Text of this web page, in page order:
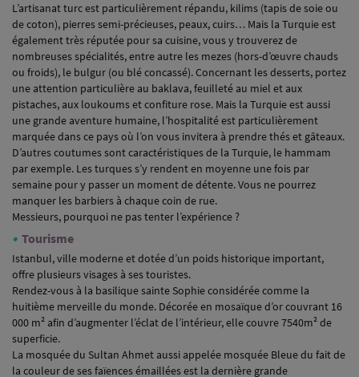
L’artisanat turc est particulièrement répandu, kilims (tapis de soie ou
de coton), pierres semi-précieuses, peaux, cuirs… Mais la Turquie est
également très réputée pour sa cuisine, vous y trouverez de
nombreuses spécialités, entre autre les mezes (hors-d’œuvre chauds
ou froids), le bulgur (ou blé concassé). Concernant les desserts, portez
une attention particulière au baklava, feuilleté au miel et aux
pistaches, aux loukoums et confiture rose. Mais la Turquie est aussi
une grande aventure humaine, l’hospitalité est particulièrement
marquée dans ce pays où l’on vous invitera à prendre thés et gâteaux.
D’autres coutumes sont caractéristiques de la Turquie, le hammam
par exemple. Les turques s’y rendent en moyenne une fois par
semaine pour y passer un moment de détente. Vous ne pourrez
manquer les barbiers à chaque coin de rue.
Messieurs, pourquoi ne pas tenter l’expérience ?
• Tourisme
Istanbul, ville moderne et dotée d’un poids historique important,
offre plusieurs visages à ses touristes.
Rendez-vous à la basilique sainte Sophie considérée comme la
huitième merveille du monde. Décorée en mosaïque d’or couvrant 16
000 m² afin d’augmenter l’éclat de l’intérieur, elle couvre 7540m² de
superficie.
La mosquée du Sultan Ahmet aussi appelée mosquée Bleue du fait de
la couleur de ses faïences émaillées est la dernière grande